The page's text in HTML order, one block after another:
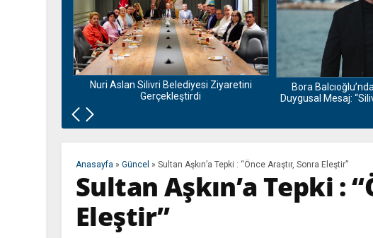
Nuri Aslan Silivri Belediyesi Ziyaretini
Gerçekleştirdi
Bora
Duygusal Mesaj:
Anasayfa » Güncel » Sultan Aşkın’a Tepki : “Önce Araştır, Sonra Eleştir”
Sultan Aşkın’a Tepki :
Eleştir”